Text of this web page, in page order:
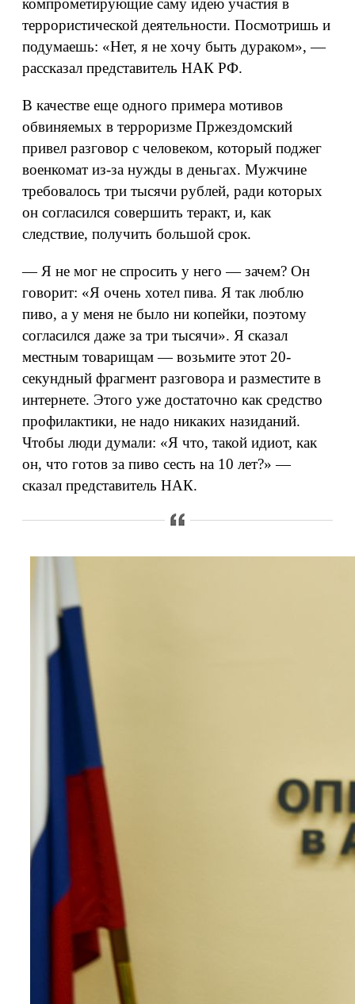
компрометирующие саму идею участия в
террористической деятельности. Посмотришь и
подумаешь: «Нет, я не хочу быть дураком», —
рассказал представитель НАК РФ.
В качестве еще одного примера мотивов
обвиняемых в терроризме Пржездомский
привел разговор с человеком, который поджег
военкомат из-за нужды в деньгах. Мужчине
требовалось три тысячи рублей, ради которых
он согласился совершить теракт, и, как
следствие, получить большой срок.
— Я не мог не спросить у него — зачем? Он
говорит: «Я очень хотел пива. Я так люблю
пиво, а у меня не было ни копейки, поэтому
согласился даже за три тысячи». Я сказал
местным товарищам — возьмите этот 20-
секундный фрагмент разговора и разместите в
интернете. Этого уже достаточно как средство
профилактики, не надо никаких назиданий.
Чтобы люди думали: «Я что, такой идиот, как
он, что готов за пиво сесть на 10 лет?» —
сказал представитель НАК.